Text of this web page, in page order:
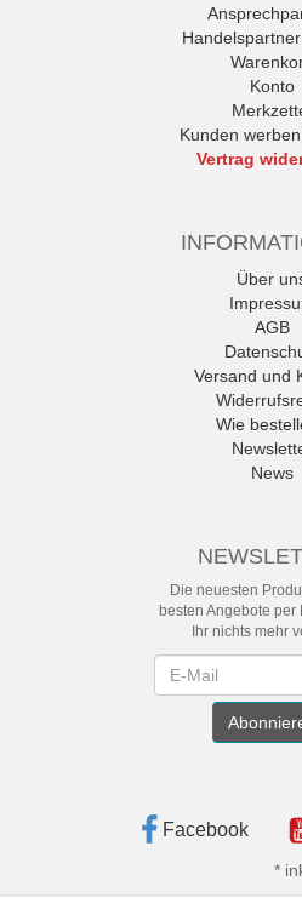
Konto
Kunden
Vertrag
Über
AGB
Versand und
Wie
News
Die neuesten
besten Angebote per
Ihr nichts mehr
Facebook
*